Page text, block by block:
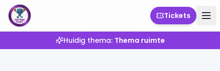
Tickets
Huidig thema: Thema ruimte